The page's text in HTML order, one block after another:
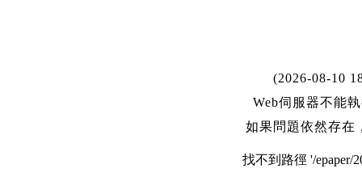
(2026-08-10
Web伺服器不能
如果問題依然存在
找不到路徑 '/epaper/